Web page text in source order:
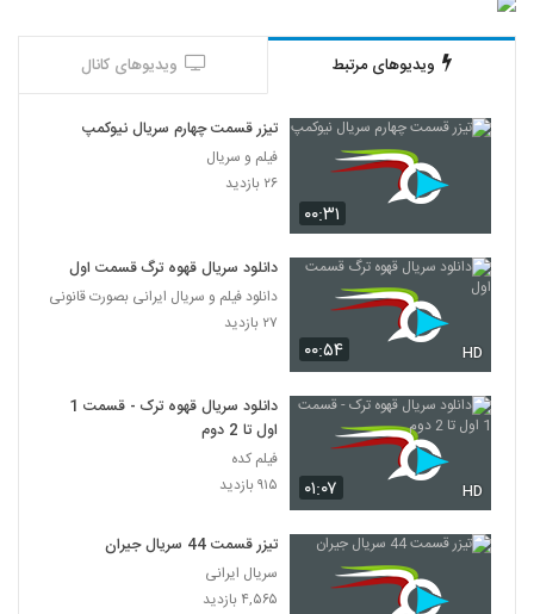
ویدیوهای مرتبط ویدیوهای کانال
۰۰:۳۱
تیزر قسمت چهارم سریال نیوکمپ
فیلم و سریال
۲۶ بازدید
۰۰:۵۴ HD
دانلود سریال قهوه ترگ قسمت اول
دانلود فیلم و سریال ایرانی بصورت قانونی
۲۷ بازدید
۰۱:۰۷ HD
دانلود سریال قهوه ترک - قسمت 1
اول تا 2 دوم
فیلم کده
۹۱۵ بازدید
تیزر قسمت 44 سریال جیران
سریال ایرانی
۴,۵۶۵ بازدید